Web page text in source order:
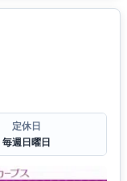
定休日
毎週日曜日